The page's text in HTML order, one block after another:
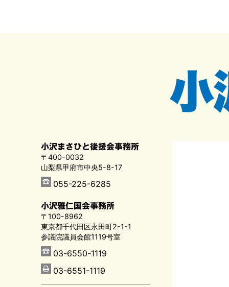
小沢まさひと後援会事務所
〒400-0032
山梨県甲府市中央5-8-17
055-225-6285
小沢雅仁国会事務所
〒100-8962
東京都千代田区永田町2-1-1
参議院議員会館1119号室
03-6550-1119
03-6551-1119